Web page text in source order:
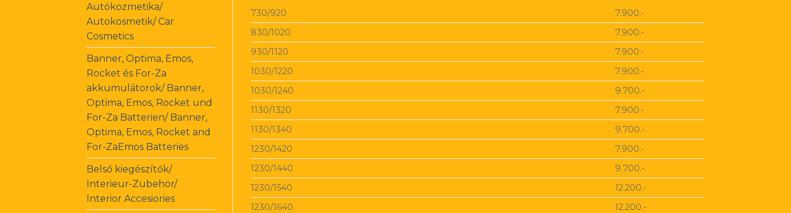
Autókozmetika/
Autokosmetik/ Car
Cosmetics
Banner, Optima, Emos,
Rocket és For-Za
akkumulátorok/ Banner,
Optima, Emos, Rocket und
For-Za Batterien/ Banner,
Optima, Emos, Rocket and
For-ZaEmos Batteries
Belső kiegészítők/
Interieur-Zubehör/
Interior Accesiories
730/920
7.900.-
830/1020
7.900.-
930/1120
7.900.-
1030/1220
7.900.-
1030/1240
9.700.-
1130/1320
7.900.-
1130/1340
9.700.-
1230/1420
7.900.-
1230/1440
9.700.-
1230/1540
12.200.-
1230/1640
12.200.-